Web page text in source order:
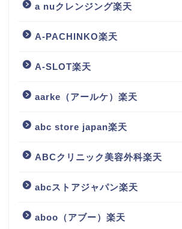
a nuクレンジング楽天
A-PACHINKO楽天
A-SLOT楽天
aarke（アールケ）楽天
abc store japan楽天
ABCクリニック美容外科楽天
abcストアジャパン楽天
aboo（アブー）楽天